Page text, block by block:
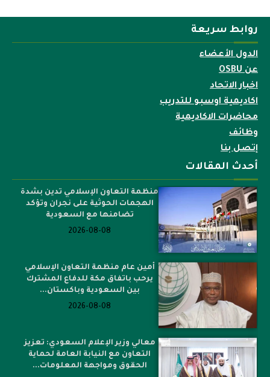
روابط سريعة
الدول الأعضاء
عن OSBU
اخبار الاتحاد
اكاديمية اوسبو للتدريب
محاضرات الاكاديمية
وظائف
إتصل بنا
أحدث المقالات
منظمة التعاون الإسلامي تدين بشدة
الهجمات الحوثية على نجران وتؤكد
تضامنها مع السعودية
2026-08-08
أمين عام منظمة التعاون الإسلامي
يرحب باتفاق مكة للدفاع المشترك
بين السعودية وباكستان...
2026-08-08
معالي وزير الإعلام السعودي: تعزيز
التعاون مع النيابة العامة لحماية
الحقوق ومواجهة المعلومات...